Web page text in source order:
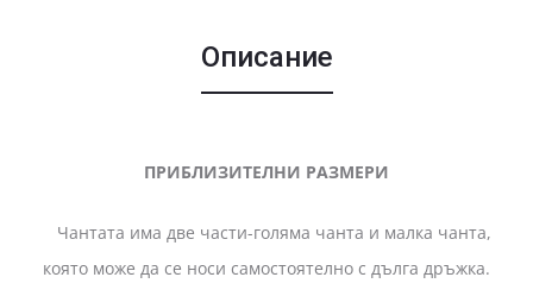
Описание
ПРИБЛИЗИТЕЛНИ РАЗМЕРИ
Чантата има две части-голяма чанта и малка чанта,
която може да се носи самостоятелно с дълга дръжка.